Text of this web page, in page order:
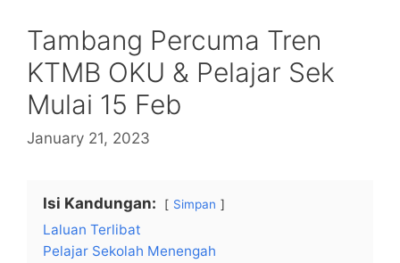
Tambang Percuma Tren
KTMB OKU & Pelajar Sek
Mulai 15 Feb
January 21, 2023
Isi Kandungan: Simpan
Laluan Terlibat
Pelajar Sekolah Menengah